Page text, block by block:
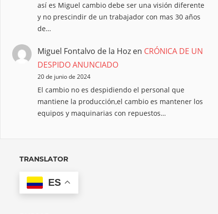
así es Miguel cambio debe ser una visión diferente
y no prescindir de un trabajador con mas 30 años
de…
Miguel Fontalvo de la Hoz en CRÓNICA DE UN
DESPIDO ANUNCIADO
20 de junio de 2024
El cambio no es despidiendo el personal que
mantiene la producción,el cambio es mantener los
equipos y maquinarias con repuestos…
TRANSLATOR
ES